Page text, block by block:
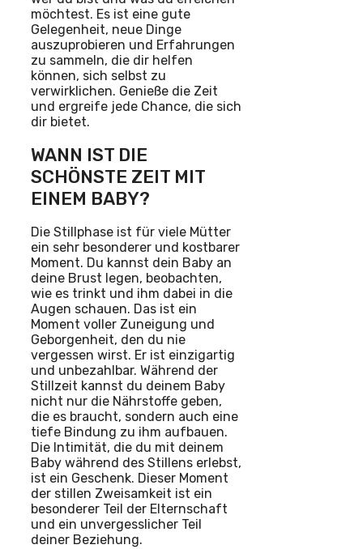
möchtest. Es ist eine gute
Gelegenheit, neue Dinge
auszuprobieren und Erfahrungen
zu sammeln, die dir helfen
können, sich selbst zu
verwirklichen. Genieße die Zeit
und ergreife jede Chance, die sich
dir bietet.
WANN IST DIE
SCHÖNSTE ZEIT MIT
EINEM BABY?
Die Stillphase ist für viele Mütter
ein sehr besonderer und kostbarer
Moment. Du kannst dein Baby an
deine Brust legen, beobachten,
wie es trinkt und ihm dabei in die
Augen schauen. Das ist ein
Moment voller Zuneigung und
Geborgenheit, den du nie
vergessen wirst. Er ist einzigartig
und unbezahlbar. Während der
Stillzeit kannst du deinem Baby
nicht nur die Nährstoffe geben,
die es braucht, sondern auch eine
tiefe Bindung zu ihm aufbauen.
Die Intimität, die du mit deinem
Baby während des Stillens erlebst,
ist ein Geschenk. Dieser Moment
der stillen Zweisamkeit ist ein
besonderer Teil der Elternschaft
und ein unvergesslicher Teil
deiner Beziehung.